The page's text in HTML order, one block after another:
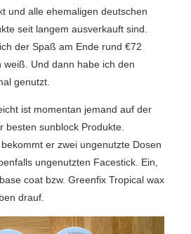
und alle ehemaligen deutschen
seit langem ausverkauft sind.
der Spaß am Ende rund €72
weiß. Und dann habe ich den
genutzt.
ist momentan jemand auf der
besten sunblock Produkte.
er zwei ungenutzte Dosen
ungenutzten Facestick. Ein,
coat bzw. Greenfix Tropical wax
drauf.